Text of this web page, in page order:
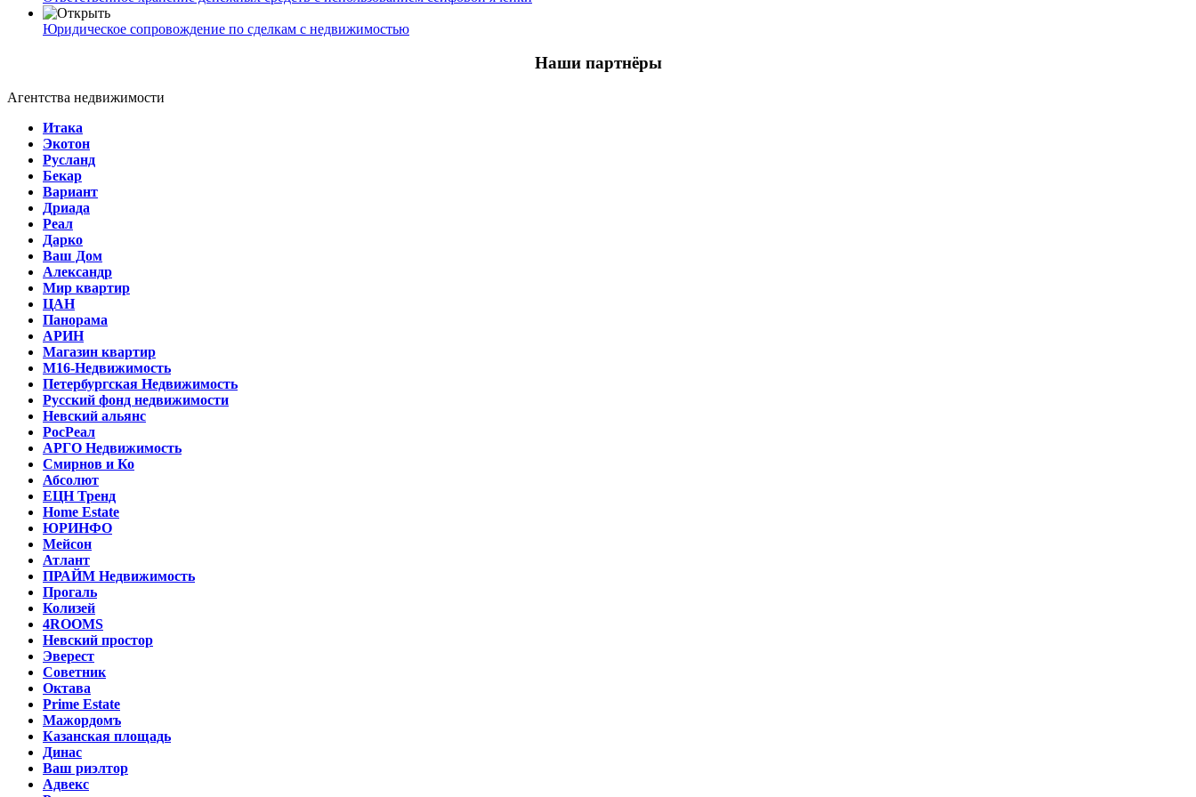
Юридическое сопровождение по сделкам с недвижимостью
Наши партнёры
Агентства недвижимости
Итака
Экотон
Русланд
Бекар
Вариант
Дриада
Реал
Дарко
Ваш Дом
Александр
Мир квартир
ЦАН
Панорама
АРИН
Магазин квартир
М16-Недвижимость
Петербургская Недвижимость
Русский фонд недвижимости
Невский альянс
РосРеал
АРГО Недвижимость
Смирнов и Ко
Абсолют
ЕЦН Тренд
Home Estate
ЮРИНФО
Мейсон
Атлант
ПРАЙМ Недвижимость
Прогаль
Колизей
4ROOMS
Невский простор
Эверест
Советник
Октава
Prime Estate
Мажордомъ
Казанская площадь
Динас
Ваш риэлтор
Адвекс